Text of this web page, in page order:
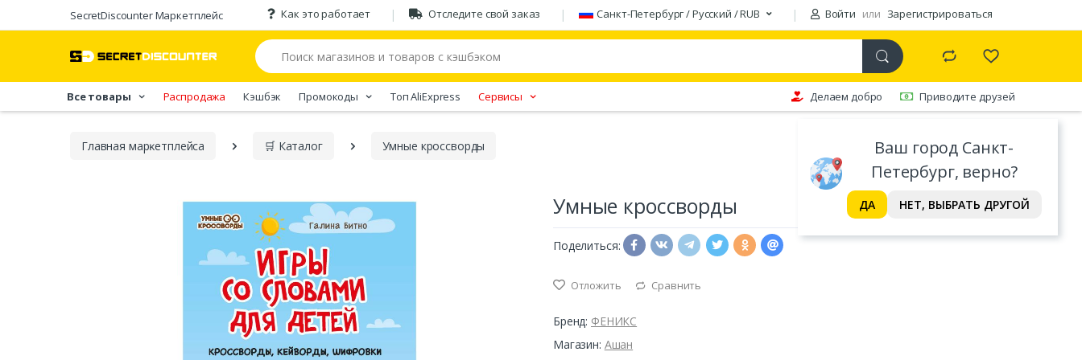
SecretDiscounter Маркетплейс Как это работает Отследите свой заказ Санкт-Петербург / Русский / RUB Войти или Зарегистрироваться
Ваш город Санкт-
Петербург, верно?
ДА НЕТ, ВЫБРАТЬ ДРУГОЙ
Все товары Распродажа Кэшбэк Промокоды Tоп AliExpress Сервисы Делаем добро Приводите друзей
Главная марĸетплейса 🛒 Каталог Умные кроссворды
Умные кроссворды
Поделиться:
Отложить Сравнить
Бренд: ФЕНИКС
Магазин: Ашан